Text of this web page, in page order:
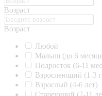
Возраст
Возраст
Любой
Малыш (до 6
Подросток (6-11
Взрослеющий (1-3
Взрослый (4-6 лет)
Стареющий (7-11